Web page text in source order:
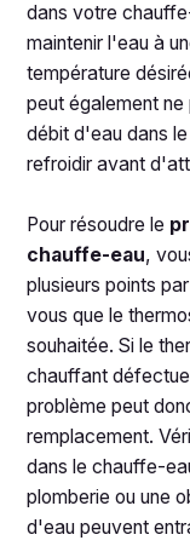
dans votre
maintenir l'eau à
température
peut également
débit d'eau dans
refroidir avant
Pour résoudre le
chauffe-eau,
plusieurs points
vous que le
souhaitée. Si le
chauffant
problème peut
remplacement.
dans le chauffe-
plomberie ou une
d'eau peuvent